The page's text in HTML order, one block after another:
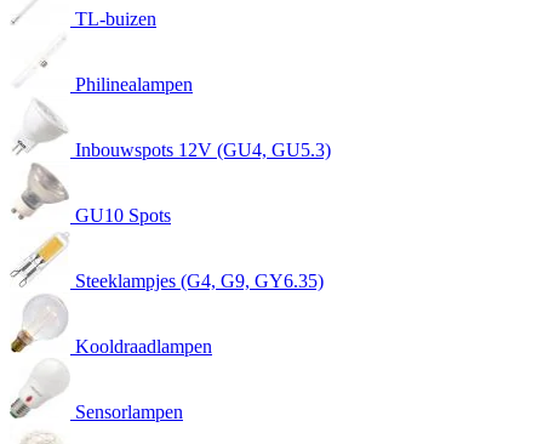
TL-buizen
Philinealampen
Inbouwspots 12V (GU4, GU5.3)
GU10 Spots
Steeklampjes (G4, G9, GY6.35)
Kooldraadlampen
Sensorlampen